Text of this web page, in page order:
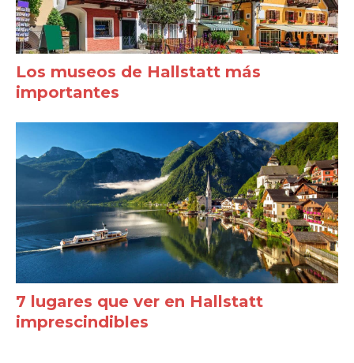
Los museos de Hallstatt más
importantes
7 lugares que ver en Hallstatt
imprescindibles